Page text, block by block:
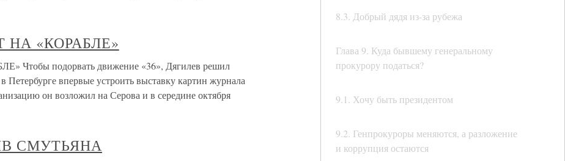
8.3. Добрый дядя из-за рубежа
Глава 9. Куда бывшему генеральному
прокурору податься?
9.1. Хочу быть президентом
9.2. Генпрокуроры меняются, а разложение
и коррупция остаются
НА «КОРАБЛЕ»
Чтобы подорвать движение «36», Дягилев решил
Петербурге впервые устроить выставку картин журнала
он возложил на Серова и в середине октября
СМУТЬЯНА